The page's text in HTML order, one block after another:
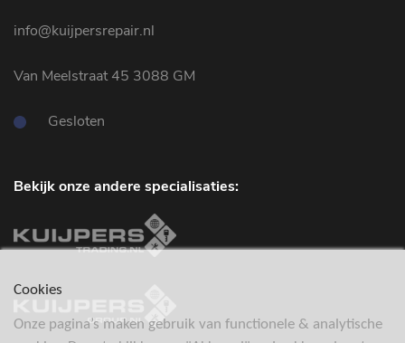
info@kuijpersrepair.nl
Van Meelstraat 45 3088 GM
Gesloten
Bekijk onze andere specialisaties:
Cookies
Onze pagina’s maken gebruik van functionele & analytische